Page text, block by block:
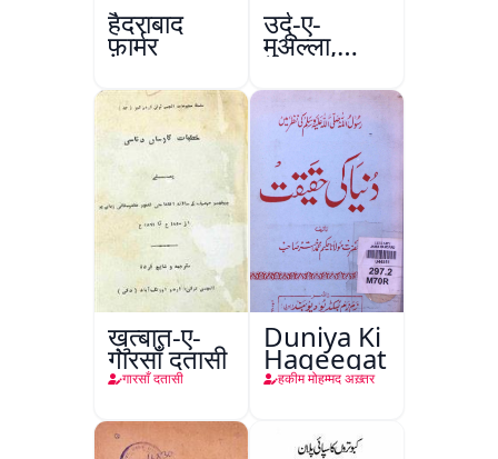
हैदराबाद
फ़ार्मर
उर्दू-ए-
मुअल्ला,
कानपुर
ख़ुत्बात-ए-
गारसाँ दतासी
गारसाँ दतासी
Duniya Ki
Haqeeqat
हकीम मोहम्मद अख़्तर